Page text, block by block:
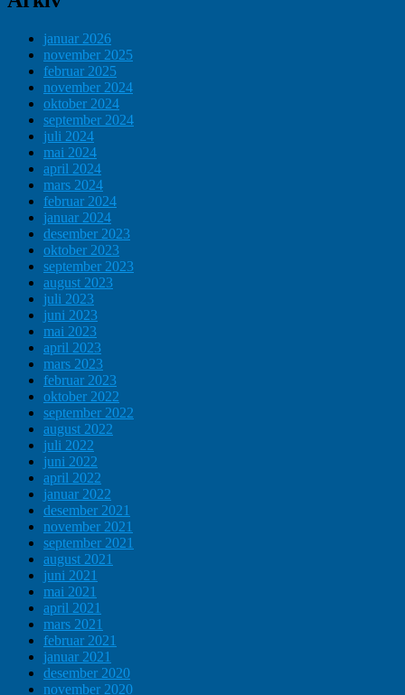
januar 2026
november 2025
februar 2025
november 2024
oktober 2024
september 2024
juli 2024
mai 2024
april 2024
mars 2024
februar 2024
januar 2024
desember 2023
oktober 2023
september 2023
august 2023
juli 2023
juni 2023
mai 2023
april 2023
mars 2023
februar 2023
oktober 2022
september 2022
august 2022
juli 2022
juni 2022
april 2022
januar 2022
desember 2021
november 2021
september 2021
august 2021
juni 2021
mai 2021
april 2021
mars 2021
februar 2021
januar 2021
desember 2020
november 2020